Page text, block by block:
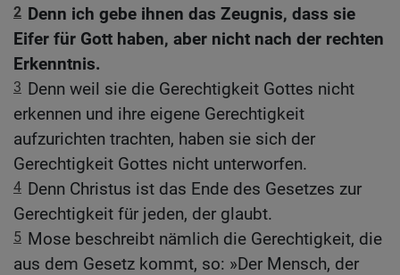
2 Denn ich gebe ihnen das Zeugnis, dass sie
Eifer für Gott haben, aber nicht nach der rechten
Erkenntnis.
3 Denn weil sie die Gerechtigkeit Gottes nicht
erkennen und ihre eigene Gerechtigkeit
aufzurichten trachten, haben sie sich der
Gerechtigkeit Gottes nicht unterworfen.
4 Denn Christus ist das Ende des Gesetzes zur
Gerechtigkeit für jeden, der glaubt.
5 Mose beschreibt nämlich die Gerechtigkeit, die
aus dem Gesetz kommt, so: »Der Mensch, der